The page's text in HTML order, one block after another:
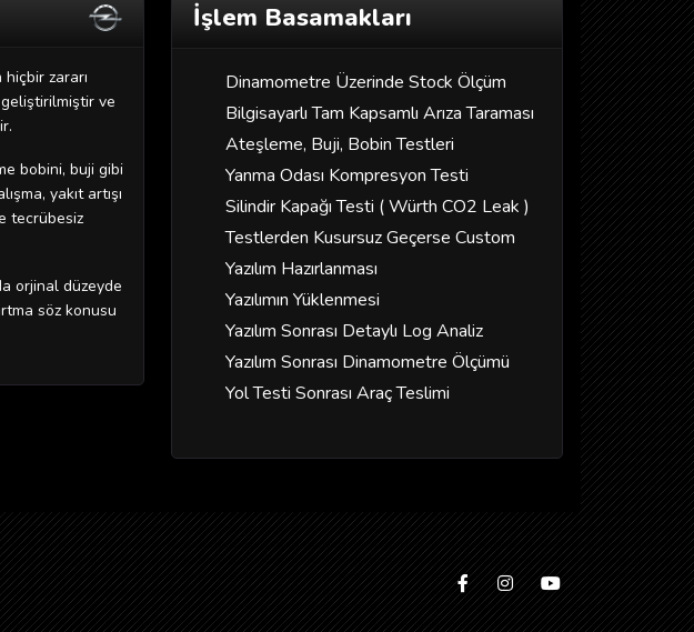
zararı
geliştirilmiştir ve
bobini, buji gibi
yakıt artışı
tecrübesiz
orjinal düzeyde
söz konusu
İşlem Basamakları
Dinamometre Üzerinde Stock Ölçüm
Bilgisayarlı Tam Kapsamlı Arıza Taraması
Ateşleme, Buji, Bobin Testleri
Yanma Odası Kompresyon Testi
Silindir Kapağı Testi ( Würth CO2 Leak )
Testlerden Kusursuz Geçerse Custom
Yazılım Hazırlanması
Yazılımın Yüklenmesi
Yazılım Sonrası Detaylı Log Analiz
Yazılım Sonrası Dinamometre Ölçümü
Yol Testi Sonrası Araç Teslimi